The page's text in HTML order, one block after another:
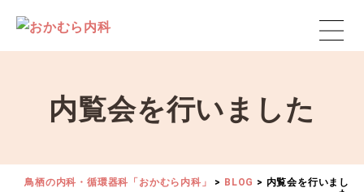
内覧会を行いました
鳥栖の内科・循環器科「おかむら内科」 > BLOG > 内覧会を行いまし